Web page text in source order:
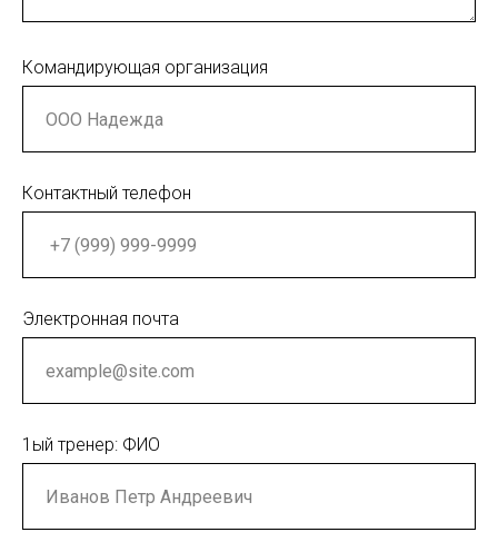
Командирующая организация
Контактный телефон
Электронная почта
1ый тренер: ФИО